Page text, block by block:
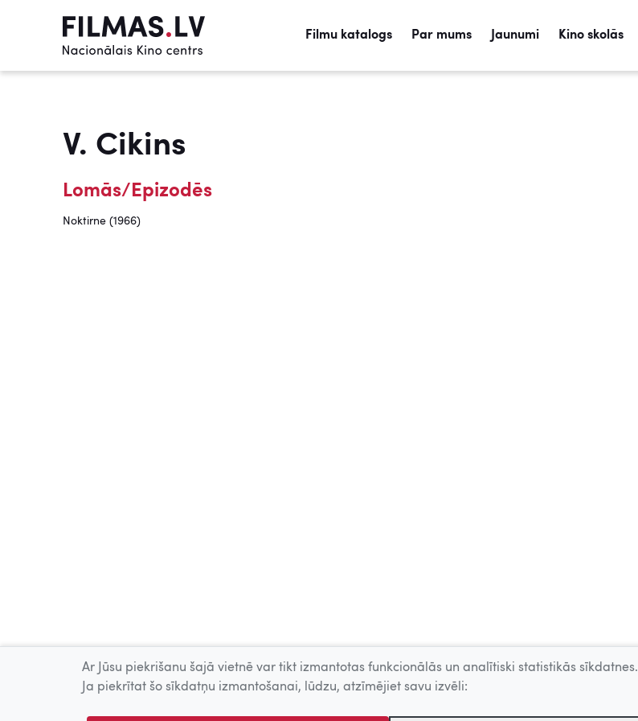
Filmu katalogs Par mums Jaunumi Kino skolās
V. Cikins
Lomās/Epizodēs
Noktirne (1966)
Ar Jūsu piekrišanu šajā vietnē var tikt izmantotas funkcionālās un analītiski statistikās sīkdatnes.
Ja piekrītat šo sīkdatņu izmantošanai, lūdzu, atzīmējiet savu izvēli: